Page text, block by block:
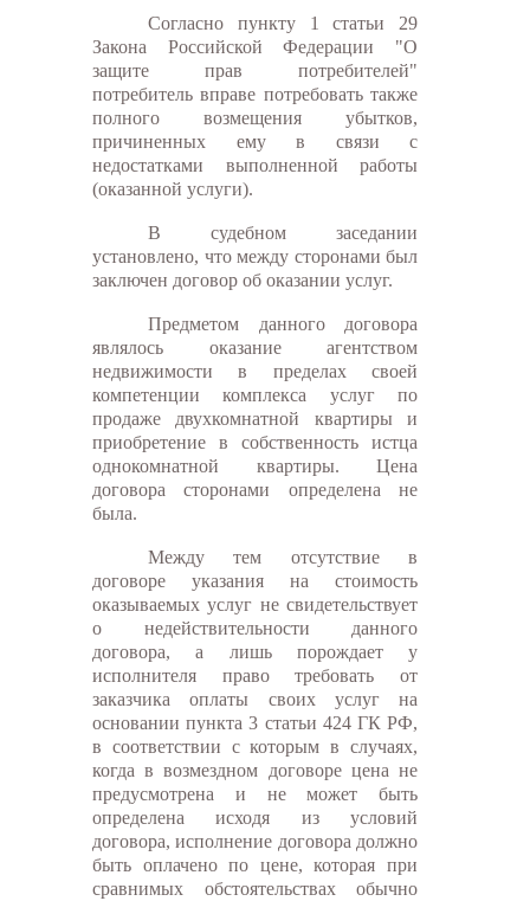
Согласно пункту 1 статьи 29
Закона Российской Федерации "О
защите прав потребителей"
потребитель вправе потребовать также
полного возмещения убытков,
причиненных ему в связи с
недостатками выполненной работы
(оказанной услуги).
В судебном заседании
установлено, что между сторонами был
заключен договор об оказании услуг.
Предметом данного договора
являлось оказание агентством
недвижимости в пределах своей
компетенции комплекса услуг по
продаже двухкомнатной квартиры и
приобретение в собственность истца
однокомнатной квартиры. Цена
договора сторонами определена не
была.
Между тем отсутствие в
договоре указания на стоимость
оказываемых услуг не свидетельствует
о недействительности данного
договора, а лишь порождает у
исполнителя право требовать от
заказчика оплаты своих услуг на
основании пункта 3 статьи 424 ГК РФ,
в соответствии с которым в случаях,
когда в возмездном договоре цена не
предусмотрена и не может быть
определена исходя из условий
договора, исполнение договора должно
быть оплачено по цене, которая при
сравнимых обстоятельствах обычно